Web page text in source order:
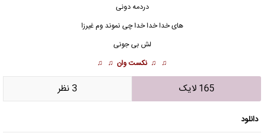
دردمه دونی
های خدا خدا خدا چی نموند وم غیرزا
لش بی جونی
♫ ♫ نکست وان ♫ ♫
165 لایک 3 نظر
دانلود